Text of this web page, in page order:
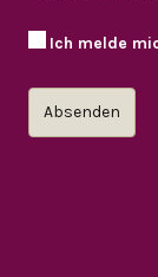
Ich melde